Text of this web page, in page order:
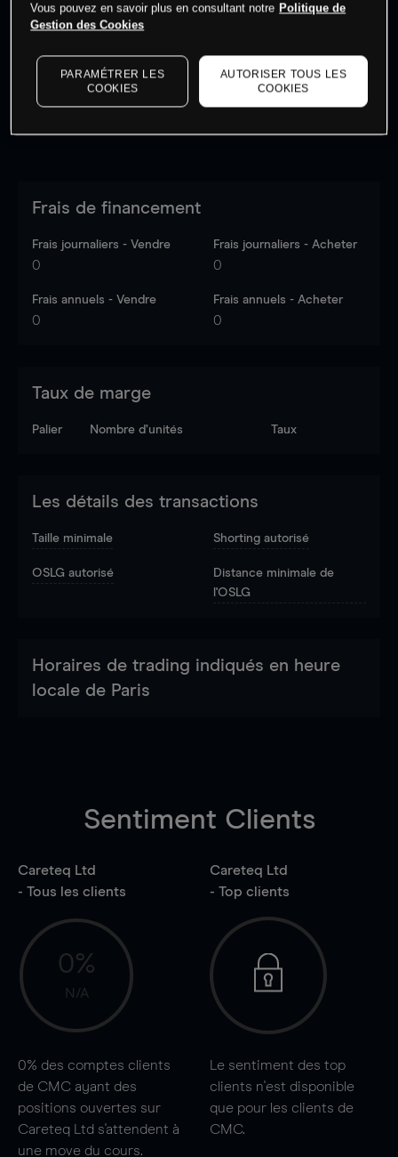
Les prix sont indicatifs.Connectez-vous pour voir les
dernières données du marché.
Frais de financement
Frais journaliers - Vendre
0
Frais journaliers - Acheter
0
Frais annuels - Vendre
0
Frais annuels - Acheter
0
Taux de marge
Palier Nombre d’unités Taux
Les détails des transactions
Taille minimale Shorting autorisé
OSLG autorisé
Distance minimale de
l'OSLG
Horaires de trading indiqués en heure
locale de Paris
Sentiment Clients
Careteq Ltd
- Tous les clients
0%
N/A
0% des comptes clients
de CMC ayant des
positions ouvertes sur
Careteq Ltd s'attendent à
une move du cours.
Careteq Ltd
- Top clients
Le sentiment des top
clients n'est disponible
que pour les clients de
CMC.
Vous pouvez en savoir plus en consultant notre Politique de
Gestion des Cookies
PARAMÉTRER LES
COOKIES
AUTORISER TOUS LES
COOKIES